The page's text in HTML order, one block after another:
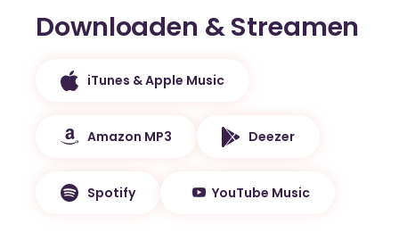
Downloaden & Streamen
iTunes & Apple Music
Amazon MP3 Deezer
Spotify YouTube Music